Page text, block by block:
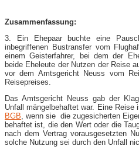
Zusammenfassung:
3. Ein Ehepaar buchte eine
inbegriffenen Bustransfer vom
einem Geisterfahrer, bei dem der
beide Eheleute der Nutzen der Reise
vor dem Amtsgericht Neuss vom
Reisepreises.
Das Amtsgericht Neuss gab der
Unfall mängelbehaftet war. Eine Reise
BGB , wenn sie die zugesicherten
behaftet ist, die den Wert oder die
nach dem Vertrag vorausgesetzten
solche Nutzung sei durch den Unfall